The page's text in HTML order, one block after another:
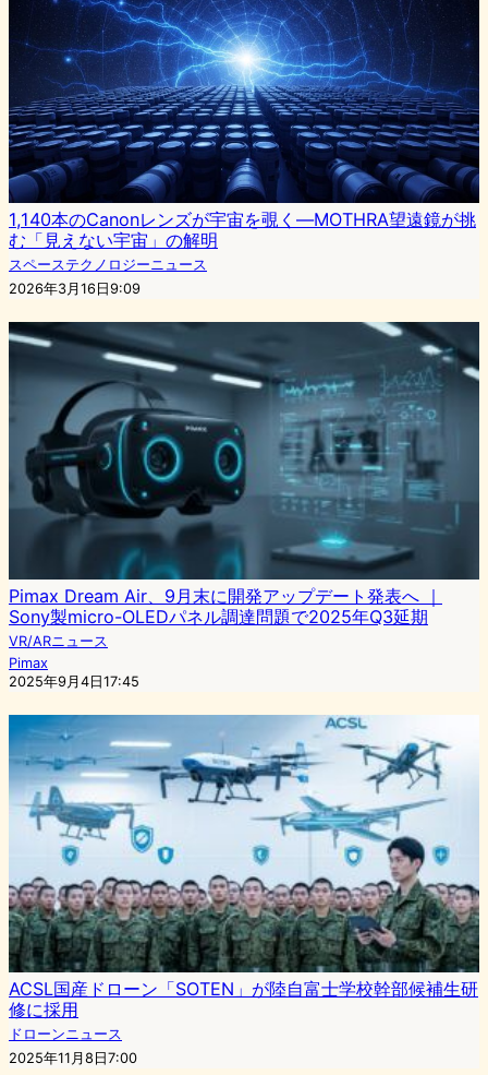
1,140本のCanonレンズが宇宙を覗く—MOTHRA望遠鏡が挑
む「見えない宇宙」の解明
スペーステクノロジーニュース
2026年3月16日9:09
Pimax Dream Air、9月末に開発アップデート発表へ ｜
Sony製micro-OLEDパネル調達問題で2025年Q3延期
VR/ARニュース
Pimax
2025年9月4日17:45
ACSL国産ドローン「SOTEN」が陸自富士学校幹部候補生研
修に採用
ドローンニュース
2025年11月8日7:00